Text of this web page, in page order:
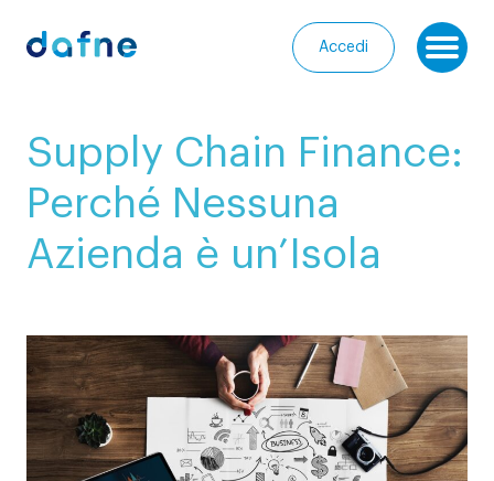
Consorzio Dafne Accedi
Homepage
Chi
siamo
nella
Community
Media
Calendario
nostri
progetti
nostri
Le
nostre
iniziative
Supply Chain Finance:
Perché Nessuna
Azienda è un’Isola